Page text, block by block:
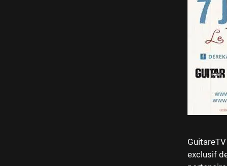
exclusif